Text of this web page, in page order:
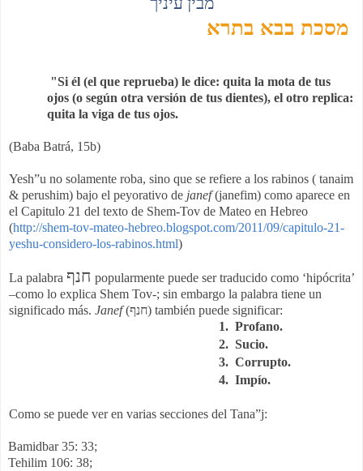
מסכת בבא בתרא
"Si él (el que reprueba) le dice: quita la mota de tus
ojos (o según otra versión de tus dientes), el otro replica:
quita la viga de tus ojos.
(Baba Batrá, 15b)
Yesh”u no solamente roba, sino que se refiere a los rabinos ( tanaim
& perushim) bajo el peyorativo de janef(janefim) como aparece en
el Capitulo 21 del texto de Shem-Tov de Mateo en Hebreo
(http://shem-tov-mateo-hebreo.blogspot.com/2011/09/capitulo-21-
yeshu-considero-los-rabinos.html)
La palabra חנף popularmente puede ser traducido como ‘hipócrita’
–como lo explica Shem Tov-; sin embargo la palabra tiene un
significado más. Janef(חנף) también puede significar:
1. Profano.
2. Sucio.
3. Corrupto.
4. Impío.
Como se puede ver en varias secciones del Tana”j:
Bamidbar 35: 33;
Tehilim 106: 38;